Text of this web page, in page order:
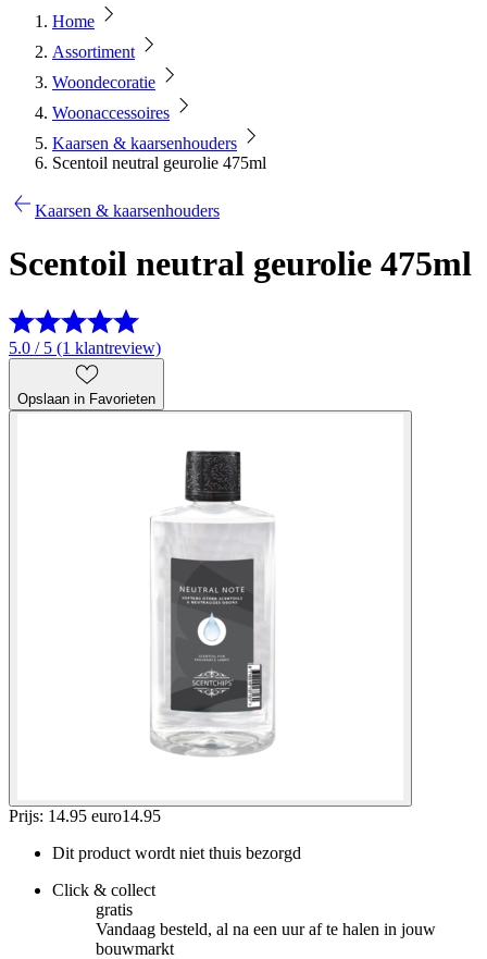
Home
Assortiment
Woondecoratie
Woonaccessoires
Kaarsen & kaarsenhouders
Scentoil neutral geurolie 475ml
Kaarsen & kaarsenhouders
Scentoil neutral geurolie 475ml
5.0 / 5 (1 klantreview)
Opslaan in Favorieten
Prijs: 14.95 euro14.95
Dit product wordt niet thuis bezorgd
Click & collect
gratis
Vandaag besteld, al na een uur af te halen in jouw
bouwmarkt